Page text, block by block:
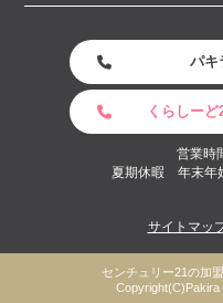
パキ
くらしーど
営業時
夏期休暇 年末年
サイトマッ
センチュリー21の加
Copyright(C)Pakira